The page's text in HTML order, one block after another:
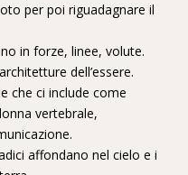
per poi riguadagnare il
in forze, linee, volute.
dell’essere.
che ci include come
vertebrale,
affondano nel cielo e i